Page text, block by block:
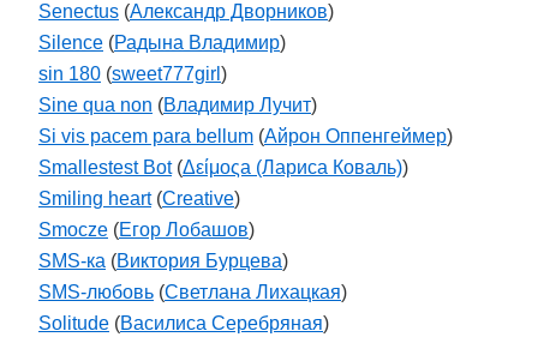
Senectus (Александр Дворников)
Silence (Радына Владимир)
sin 180 (sweet777girl )
Sine qua non (Владимир Лучит)
Si vis pacem para bellum (Айрон Оппенгеймер)
Smallestest Bot(Δείμοςа (Лариса Коваль))
Smiling heart(Creative)
Smocze (Егор Лобашов)
SMS-ка (Виктория Бурцева)
SMS-любовь (Светлана Лихацкая)
Solitude (Василиса Серебряная)